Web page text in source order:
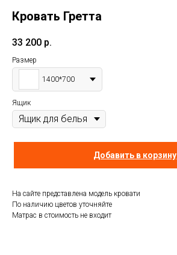
Кровать Гретта
33 200 р.
Размер
1400*700
Ящик
Добавить в корзину
На сайте представлена модель кровати
По наличию цветов уточняйте
Матрас в стоимость не входит